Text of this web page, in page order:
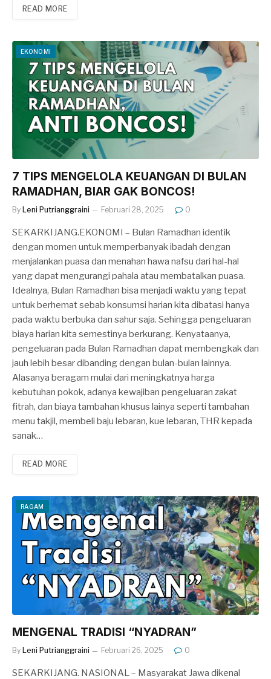
READ MORE
EKONOMI
7 TIPS MENGELOLA KEUANGAN DI BULAN
RAMADHAN, BIAR GAK BONCOS!
By Leni Putrianggraini Februari 28, 2025 0
SEKARKIJANG.EKONOMI – Bulan Ramadhan identik
dengan momen untuk memperbanyak ibadah dengan
menjalankan puasa dan menahan hawa nafsu dari hal-hal
yang dapat mengurangi pahala atau membatalkan puasa.
Idealnya, Bulan Ramadhan bisa menjadi waktu yang tepat
untuk berhemat sebab konsumsi harian kita dibatasi hanya
pada waktu berbuka dan sahur saja. Sehingga pengeluaran
biaya harian kita semestinya berkurang. Kenyataanya,
pengeluaran pada Bulan Ramadhan dapat membengkak dan
jauh lebih besar dibanding dengan bulan-bulan lainnya.
Alasanya beragam mulai dari meningkatnya harga
kebutuhan pokok, adanya kewajiban pengeluaran zakat
fitrah, dan biaya tambahan khusus lainya seperti tambahan
menu takjil, membeli baju lebaran, kue lebaran, THR kepada
sanak…
READ MORE
RAGAM
MENGENAL TRADISI “NYADRAN”
By Leni Putrianggraini Februari 26, 2025 0
SEKARKIJANG. NASIONAL – Masyarakat Jawa dikenal